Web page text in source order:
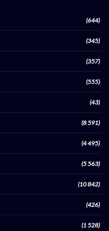
(644)
(345)
(357)
(555)
(43)
(8 591)
(4 495)
(5 563)
(10 842)
(426)
(1 528)